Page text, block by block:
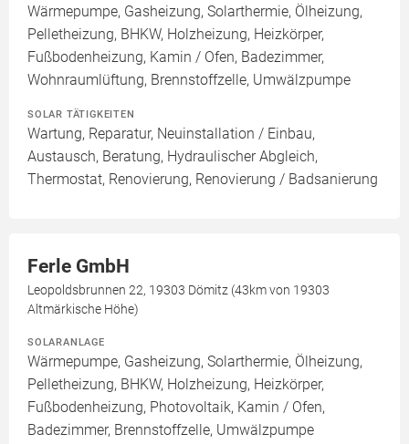
Wärmepumpe, Gasheizung, Solarthermie, Ölheizung,
Pelletheizung, BHKW, Holzheizung, Heizkörper,
Fußbodenheizung, Kamin / Ofen, Badezimmer,
Wohnraumlüftung, Brennstoffzelle, Umwälzpumpe
SOLAR TÄTIGKEITEN
Wartung, Reparatur, Neuinstallation / Einbau,
Austausch, Beratung, Hydraulischer Abgleich,
Thermostat, Renovierung, Renovierung / Badsanierung
Ferle GmbH
Leopoldsbrunnen 22, 19303 Dömitz (43km von 19303
Altmärkische Höhe)
SOLARANLAGE
Wärmepumpe, Gasheizung, Solarthermie, Ölheizung,
Pelletheizung, BHKW, Holzheizung, Heizkörper,
Fußbodenheizung, Photovoltaik, Kamin / Ofen,
Badezimmer, Brennstoffzelle, Umwälzpumpe